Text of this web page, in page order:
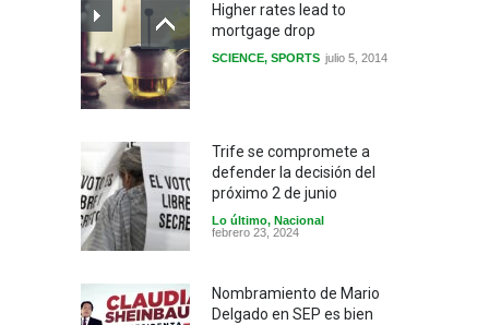
junio 2, 2025
Rocío Nahle celebra jornada
Higher rates lead to
mortgage drop
SCIENCE, SPORTS julio 5, 2014
Trife se compromete a
defender la decisión del
próximo 2 de junio
Lo último, Nacional
febrero 23, 2024
Nombramiento de Mario
Delgado en SEP es bien